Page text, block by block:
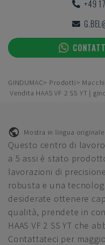
+49
GINDUMAC Prodotti
Vendita HAAS VF 2 SS YT |
Mostra in lingua originale
Questo centro di lavoro
a 5 assi è stato
lavorazioni di
robusta e una
desiderate ottenere
qualità, prendete in
HAAS VF 2 SS YT che
Contattateci per